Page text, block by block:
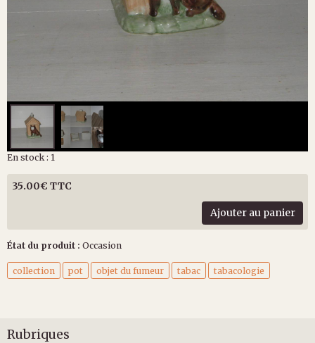
En stock : 1
35.00€ TTC
Ajouter au panier
État du produit : Occasion
collection pot objet du fumeur tabac tabacologie
Rubriques